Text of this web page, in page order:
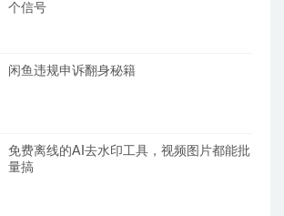
个信号
闲鱼违规申诉翻身秘籍
免费离线的AI去水印工具，视频图片都能批
量搞